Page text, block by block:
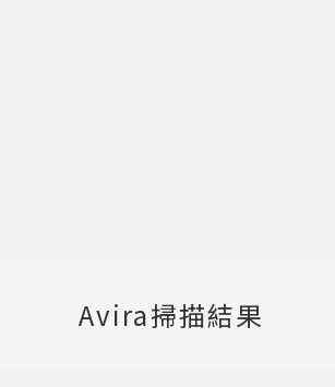
Avira掃描結果